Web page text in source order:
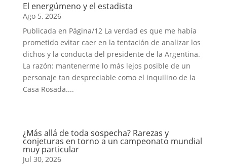
El energúmeno y el estadista
Ago 5, 2026
Publicada en Página/12 La verdad es que me había
prometido evitar caer en la tentación de analizar los
dichos y la conducta del presidente de la Argentina.
La razón: mantenerme lo más lejos posible de un
personaje tan despreciable como el inquilino de la
Casa Rosada....
¿Más allá de toda sospecha? Rarezas y
conjeturas en torno a un campeonato mundial
muy particular
Jul 30, 2026